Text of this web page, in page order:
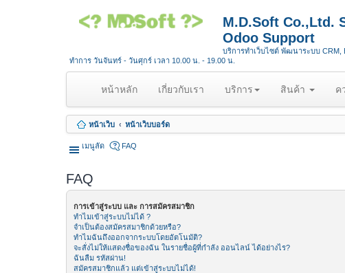
M.D.Soft Co.,Ltd.
Odoo Support
บริการทำเว็บไซต์ พัฒนาระบบ CRM,
ทำการ วันจันทร์ - วันศุกร์ เวลา 10.00 น. - 19.00 น.
หน้าหลัก(
u
r
เกี่ยวกับเรา บริการ สินค้า ค
หน้าเว็บ หน้าเว็บบอร์ด
เมนูลัด FAQ
FAQ
การเข้าสู่ระบบ และ การสมัครสมาชิก
ทำไมเข้าสู่ระบบไม่ได้ ?
จำเป็นต้องสมัครสมาชิกด้วยหรือ?
ทำไมฉันถึงออกจากระบบโดยอัตโนมัติ?
จะสั่งไม่ให้แสดงชื่อของฉัน ในรายชื่อผู้ที่กำลัง ออนไลน์ ได้อย่างไร?
ฉันลืม รหัสผ่าน!
สมัครสมาชิกแล้ว แต่เข้าสู่ระบบไม่ได้!